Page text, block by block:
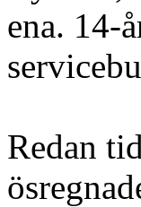
ena. 14-
Redan